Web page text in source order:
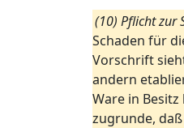
(10) Pflicht zur
Schaden für
Vorschrift
andern
Ware in
zugrunde,